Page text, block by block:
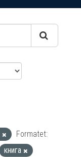
Formatet:
книга